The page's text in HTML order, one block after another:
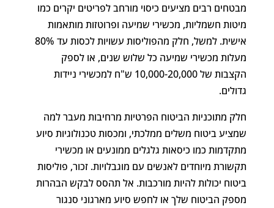
מבטחים רבים מציעים כיסוי מורחב לפריטים יקרים כמו
מיטות חשמליות, מכשירי שמיעה ופרוטזות מותאמות
אישית. למשל, חלק מהפוליסות עשויות לכסות עד 80%
מעלות מכשירי שמיעה כל שלוש שנים, או לספק
הקצבות של 10,000-20,000 ש"ח למכשירי ניידות
גדולים.
חלק מתוכניות הביטוח הפרטיות מרחיבות מעבר למה
שמציע ביטוח משלים ממלכתי, ומכסות טכנולוגיות סיוע
מתקדמות כמו כיסאות גלגלים ממונעים או מכשירי
תקשורת מיוחדים לאנשים עם מוגבלויות. זכור, פוליסות
ביטוח יכולות להיות מורכבות. אל תהסס לבקש הבהרות
מספק הביטוח שלך או לחפש סיוע מארגוני סנגור